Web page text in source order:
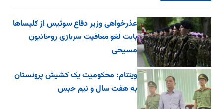
عذرخواهی وزیر دفاع سوئیس از کلیساها
بابت لغو معافیت سربازی روحانیون
مسیحی
ویتنام: محکومیت یک کشیش پروتستان
به هفت سال و نیم حبس